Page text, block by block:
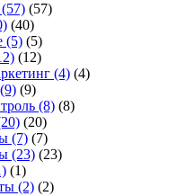
(57) (57)
(40)
(5) (5)
(12)
(4) (4)
(9) (9)
(8) (8)
(20)
(7) (7)
(23) (23)
(1)
(2) (2)